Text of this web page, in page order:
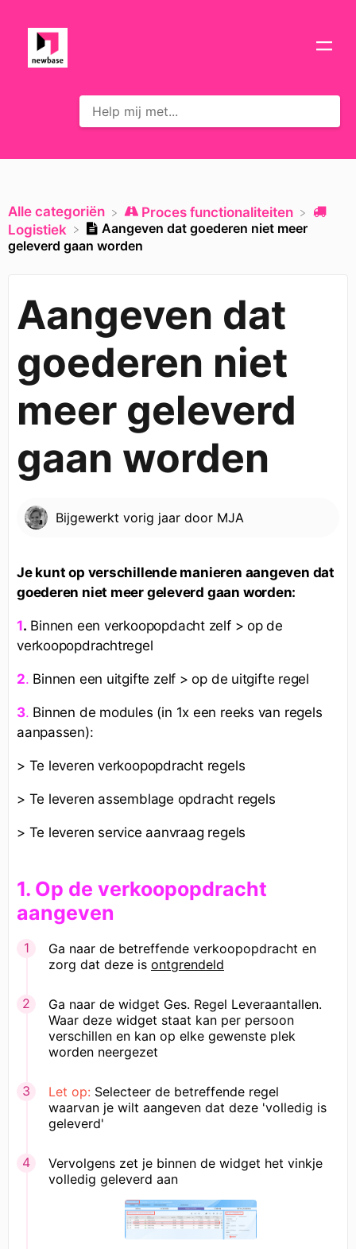
Alle categoriën
​Proces functionaliteiten
​Logistiek
Aangeven dat goederen niet meer
geleverd gaan worden
Aangeven dat
goederen niet
meer geleverd
gaan worden
Bijgewerkt vorig jaar door MJA
Je kunt op verschillende manieren aangeven dat
goederen niet meer geleverd gaan worden:
1. Binnen een verkoopopdacht zelf > op de
verkoopopdrachtregel
2. Binnen een uitgifte zelf > op de uitgifte regel
3. Binnen de modules (in 1x een reeks van regels
aanpassen):
> Te leveren verkoopopdracht regels
> Te leveren assemblage opdracht regels
> Te leveren service aanvraag regels
1. Op de verkoopopdracht
aangeven
Ga naar de betreffende verkoopopdracht en
zorg dat deze is ontgrendeld
Ga naar de widget Ges. Regel Leveraantallen.
Waar deze widget staat kan per persoon
verschillen en kan op elke gewenste plek
worden neergezet
Let op: Selecteer de betreffende regel
waarvan je wilt aangeven dat deze 'volledig is
geleverd'
Vervolgens zet je binnen de widget het vinkje
volledig geleverd aan